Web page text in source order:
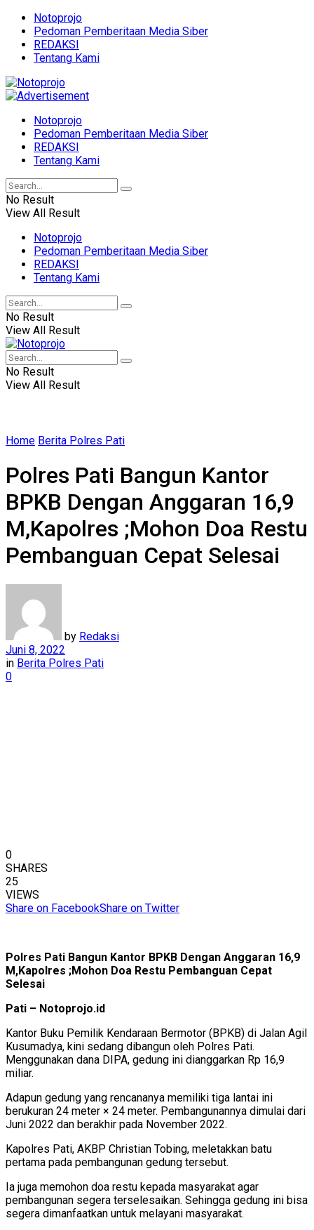
Notoprojo
Pedoman Pemberitaan Media Siber
REDAKSI
Tentang Kami
Notoprojo
Pedoman Pemberitaan Media Siber
REDAKSI
Tentang Kami
No Result
View All Result
Notoprojo
Pedoman Pemberitaan Media Siber
REDAKSI
Tentang Kami
No Result
View All Result
No Result
View All Result
Home Berita Polres Pati
Polres Pati Bangun Kantor
BPKB Dengan Anggaran 16,9
M,Kapolres ;Mohon Doa Restu
Pembanguan Cepat Selesai
by Redaksi
Juni 8, 2022
in Berita Polres Pati
0
0
SHARES
25
VIEWS
Share on FacebookShare on Twitter
Polres Pati Bangun Kantor BPKB Dengan Anggaran 16,9
M,Kapolres ;Mohon Doa Restu Pembanguan Cepat
Selesai
Pati – Notoprojo.id
Kantor Buku Pemilik Kendaraan Bermotor (BPKB) di Jalan Agil
Kusumadya, kini sedang dibangun oleh Polres Pati.
Menggunakan dana DIPA, gedung ini dianggarkan Rp 16,9
miliar.
Adapun gedung yang rencananya memiliki tiga lantai ini
berukuran 24 meter × 24 meter. Pembangunannya dimulai dari
Juni 2022 dan berakhir pada November 2022.
Kapolres Pati, AKBP Christian Tobing, meletakkan batu
pertama pada pembangunan gedung tersebut.
Ia juga memohon doa restu kepada masyarakat agar
pembangunan segera terselesaikan. Sehingga gedung ini bisa
segera dimanfaatkan untuk melayani masyarakat.